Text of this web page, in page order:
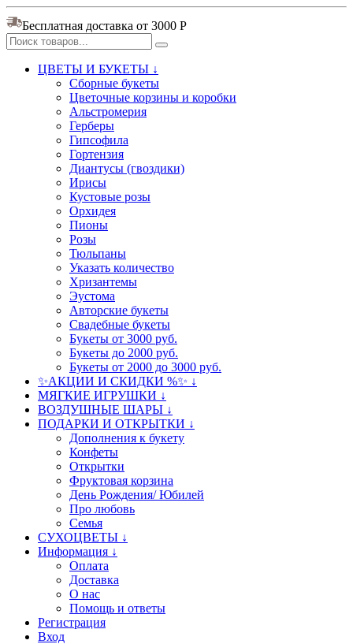
Бесплатная доставка от 3000 Р
ЦВЕТЫ И БУКЕТЫ ↓
Сборные букеты
Цветочные корзины и коробки
Альстромерия
Герберы
Гипсофила
Гортензия​
Диантусы (гвоздики)
Ирисы
Кустовые розы
Орхидея
Пионы
Розы
Тюльпаны
Указать количество
Хризантемы
Эустома
Авторские букеты
Свадебные букеты
Букеты от 3000 руб.
Букеты до 2000 руб.
Букеты от 2000 до 3000 руб.
✨АКЦИИ И СКИДКИ %✨ ↓
МЯГКИЕ ИГРУШКИ ↓
ВОЗДУШНЫЕ ШАРЫ ↓
ПОДАРКИ И ОТКРЫТКИ ↓
Дополнения к букету
Конфеты
Открытки
Фруктовая корзина
День Рождения/ Юбилей
Про любовь
Семья
СУХОЦВЕТЫ ↓
Информация ↓
Оплата
Доставка
О нас
Помощь и ответы
Регистрация
Вход